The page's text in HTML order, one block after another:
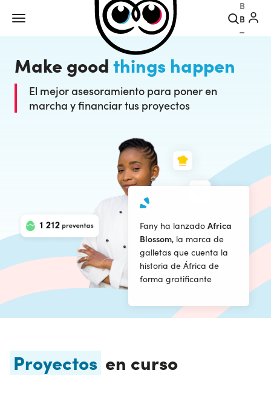
Buscar
Make goodthings happen
El mejor asesoramiento para poner en
marcha y financiar tus proyectos
Fany ha lanzadoAfrica
Blossom, la marca de
galletas que cuenta la
historia de África de
forma gratificante
Proyectos en curso